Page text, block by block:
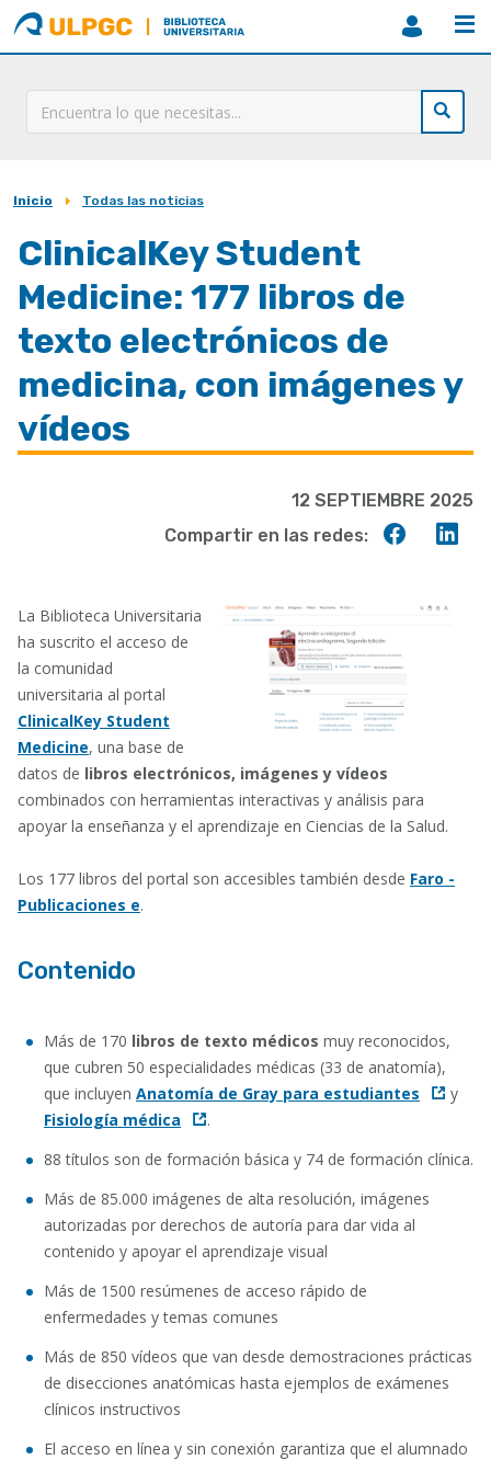
ULPGC
Biblioteca
ULPGC
Sobrescribir
enlaces
de
ayuda
a
la
navegación
Inicio Todas las noticias
ClinicalKey Student
Medicine: 177 libros de
texto electrónicos de
medicina, con imágenes y
vídeos
12 SEPTIEMBRE 2025
Compartir en las redes:
La Biblioteca Universitaria
ha suscrito el acceso de
la comunidad
universitaria al portal
ClinicalKey Student
Medicine, una base de
datos de libros electrónicos, imágenes y vídeos
combinados con herramientas interactivas y análisis para
apoyar la enseñanza y el aprendizaje en Ciencias de la Salud.
Los 177 libros del portal son accesibles también desde Faro -
Publicaciones e.
Contenido
Más de 170 libros de texto médicos muy reconocidos,
que cubren 50 especialidades médicas (33 de anatomía),
que incluyen Anatomía de Gray para estudiantes
y
Fisiología médica
.
88 títulos son de formación básica y 74 de formación clínica.
Más de 85.000 imágenes de alta resolución, imágenes
autorizadas por derechos de autoría para dar vida al
contenido y apoyar el aprendizaje visual
Más de 1500 resúmenes de acceso rápido de
enfermedades y temas comunes
Más de 850 vídeos que van desde demostraciones prácticas
de disecciones anatómicas hasta ejemplos de exámenes
clínicos instructivos
El acceso en línea y sin conexión garantiza que el alumnado